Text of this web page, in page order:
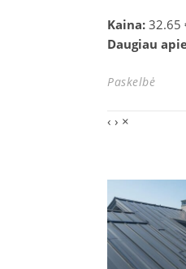
Kaina: 32.65
Daugiau
Paskelbė
‹ › ×